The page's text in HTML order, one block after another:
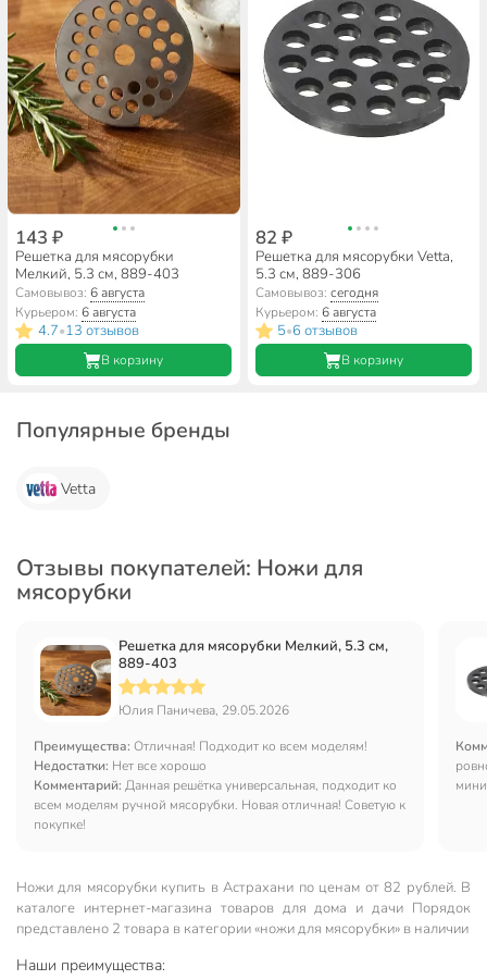
143 ₽
Решетка для мясорубки
Мелкий, 5.3 см, 889-403
Самовывоз:6 августа
Курьером:6 августа
4.7•13 отзывов
В корзину
82 ₽
Решетка для мясорубки Vetta,
5.3 см, 889-306
Самовывоз: сегодня
Курьером: 6 августа
5•6 отзывов
В корзину
Популярные бренды
Vetta
Отзывы покупателей: Ножи для
мясорубки
Решетка для мясорубки Мелкий, 5.3 см,
889-403
Юлия Паничева, 29.05.2026
Преимущества: Отличная! Подходит ко всем моделям!
Недостатки: Нет все хорошо
Комментарий: Данная решётка универсальная, подходит ко
всем моделям ручной мясорубки. Новая отличная! Советую к
покупке!
Ножи для мясорубки купить в Астрахани по ценам от 82 рублей. В
каталоге интернет-магазина товаров для дома и дачи Порядок
представлено 2 товара в категории «ножи для мясорубки» в наличии
Наши преимущества: